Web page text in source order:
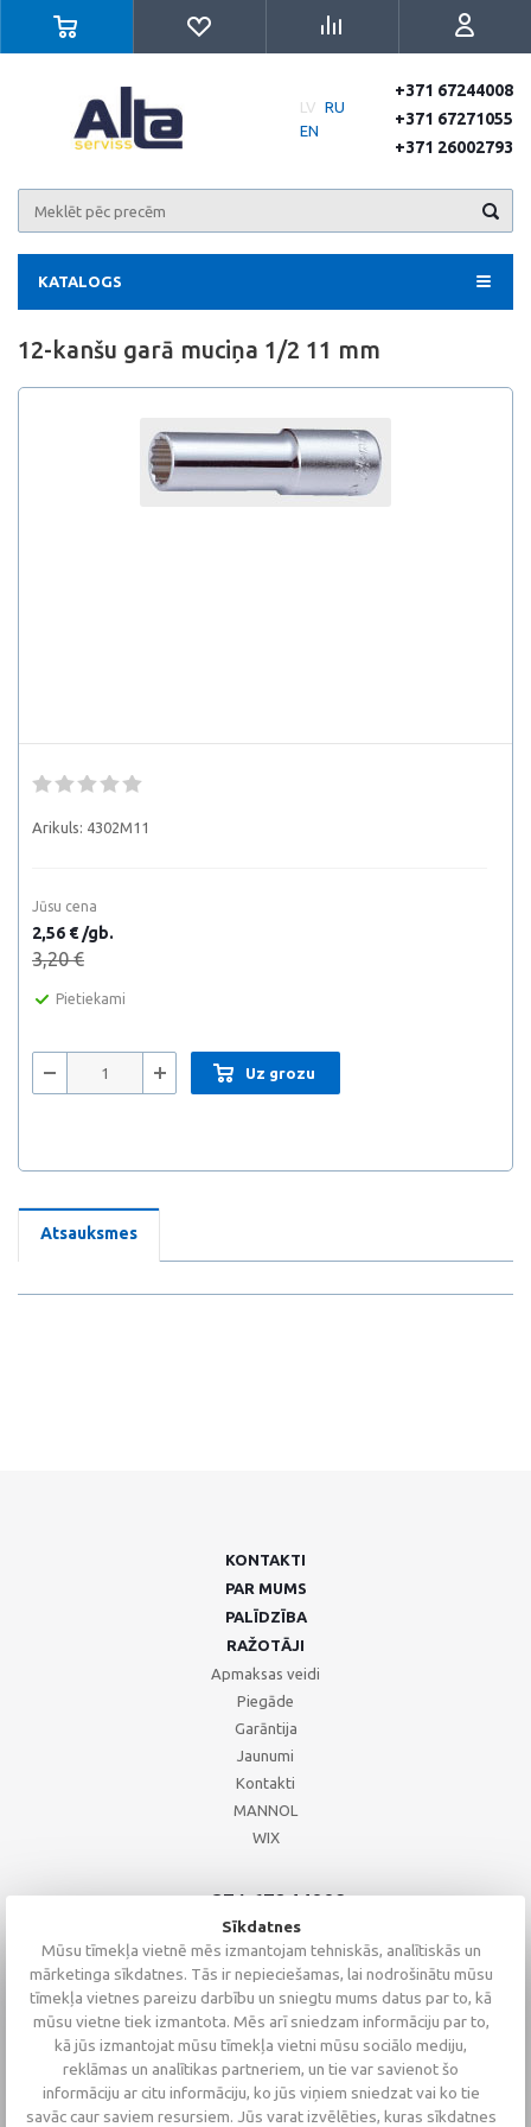
LV RU
EN
+371 67244008
+371 67271055
+371 26002793
KATALOGS
12-kanšu garā muciņa 1/2 11 mm
Arikuls: 4302M11
Jūsu cena
2,56 € /gb.
3,20 €
Pietiekami
Uz grozu
Atsauksmes
KONTAKTI
PAR MUMS
PALĪDZĪBA
RAŽOTĀJI
Apmaksas veidi
Piegāde
Garāntija
Jaunumi
Kontakti
MANNOL
WIX
+371 67244008
+371 67271055
+371 26002793
Sīkdatnes
Mūsu tīmekļa vietnē mēs izmantojam tehniskās, analītiskās un
mārketinga sīkdatnes. Tās ir nepieciešamas, lai nodrošinātu mūsu
tīmekļa vietnes pareizu darbību un sniegtu mums datus par to, kā
mūsu vietne tiek izmantota. Mēs arī sniedzam informāciju par to,
kā jūs izmantojat mūsu tīmekļa vietni mūsu sociālo mediju,
reklāmas un analītikas partneriem, un tie var savienot šo
informāciju ar citu informāciju, ko jūs viņiem sniedzat vai ko tie
savāc caur saviem resursiem. Jūs varat izvēlēties, kuras sīkdatnes